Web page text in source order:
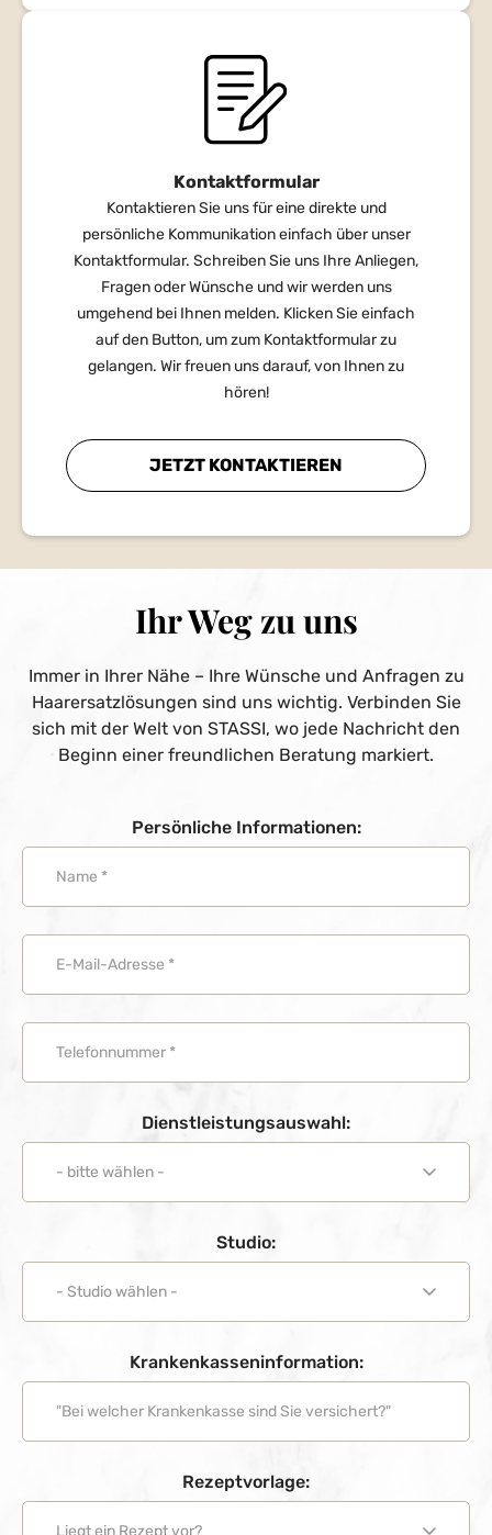
Kontaktformular
Kontaktieren Sie uns für eine direkte und
persönliche Kommunikation einfach über unser
Kontaktformular. Schreiben Sie uns Ihre Anliegen,
Fragen oder Wünsche und wir werden uns
umgehend bei Ihnen melden. Klicken Sie einfach
auf den Button, um zum Kontaktformular zu
gelangen. Wir freuen uns darauf, von Ihnen zu
hören!
JETZT KONTAKTIEREN
Ihr Weg zu uns
Immer in Ihrer Nähe – Ihre Wünsche und Anfragen zu
Haarersatzlösungen sind uns wichtig. Verbinden Sie
sich mit der Welt von STASSI, wo jede Nachricht den
Beginn einer freundlichen Beratung markiert.
Persönliche Informationen:
Dienstleistungsauswahl:
Studio:
Krankenkasseninformation:
Rezeptvorlage: